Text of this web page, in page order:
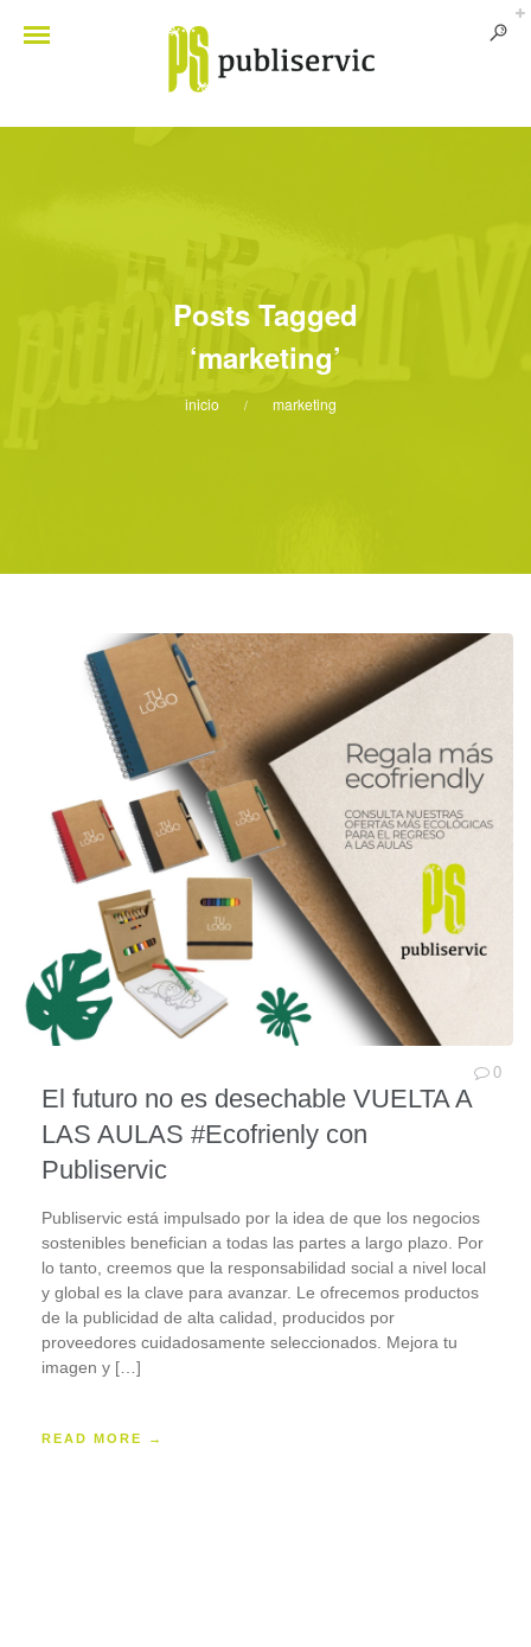
Posts Tagged
‘marketing’
inicio / marketing
El futuro no es desechable VUELTA A
LAS AULAS #Ecofrienly con
Publiservic
0
Publiservic está impulsado ​​por la idea de que los negocios
sostenibles benefician a todas las partes a largo plazo. Por
lo tanto, creemos que la responsabilidad social a nivel local
y global es la clave para avanzar. Le ofrecemos productos
de la publicidad de alta calidad, producidos por
proveedores cuidadosamente seleccionados. Mejora tu
imagen y […]
READ MORE →